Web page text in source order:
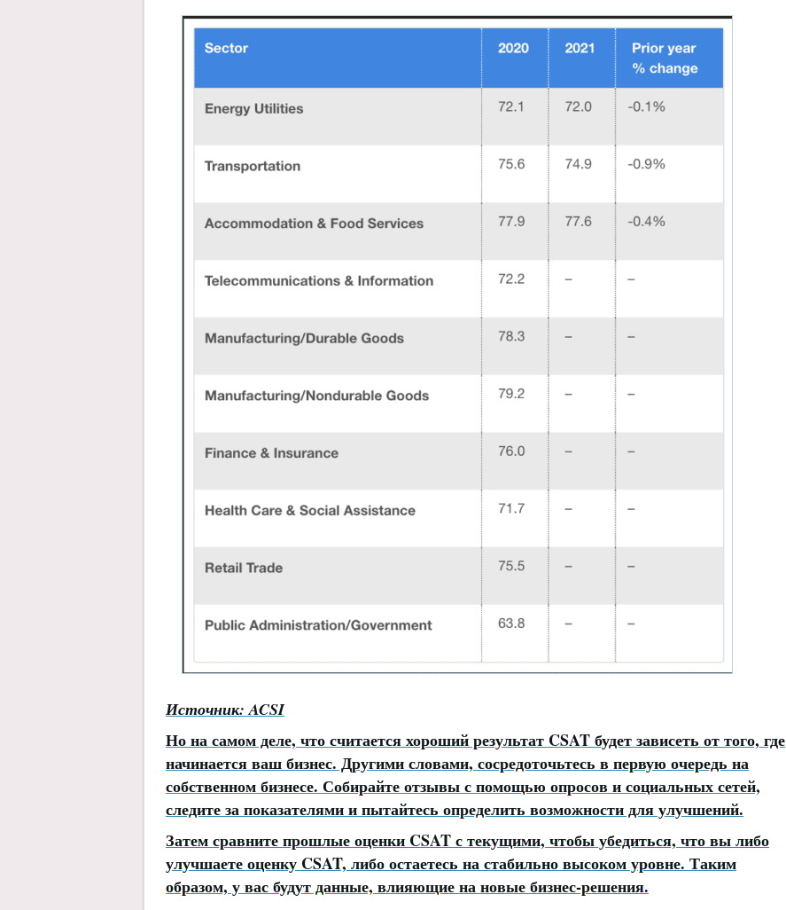
Источник:ACSI
Но на самом деле, что считается хороший результат CSAT будет зависеть от того, где
начинается ваш бизнес. Другими словами, сосредоточьтесь в первую очередь на
собственном бизнесе. Собирайте отзывы с помощью опросов и социальных сетей,
следите за показателями и пытайтесь определить возможности для улучшений.
Затем сравните прошлые оценки CSAT с текущими, чтобы убедиться, что вы либо
улучшаете оценку CSAT, либо остаетесь на стабильно высоком уровне. Таким
образом, у вас будут данные, влияющие на новые бизнес-решения.